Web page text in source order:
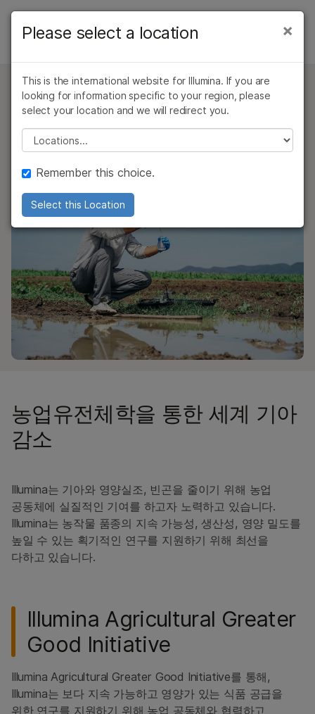
학습
지원
추천 링크
개요
식물 및 동물 유전체 연구
공동체
Consortia
Products & Services
Resources
농업유전체학 어레이
농업 공동체
지속 가능성, 생산성, 영양 밀도 향상을 위한 획기적인
연구와 실질적인 기여에 전념
농업유전체학을 통한 세계 기아
감소
Illumina는 기아와 영양실조, 빈곤을 줄이기 위해 농업
공동체에 실질적인 기여를 하고자 노력하고 있습니다.
Illumina는 농작물 품종의 지속 가능성, 생산성, 영양 밀도를
높일 수 있는 획기적인 연구를 지원하기 위해 최선을
다하고 있습니다.
Illumina Agricultural Greater
Good Initiative
Illumina Agricultural Greater Good Initiative를 통해,
Illumina는 보다 지속 가능하고 영양가 있는 식품 공급을
위한 연구를 지원하기 위해 농업 공동체와 협력하고
×
Please select a location
This is the international website for Illumina. If you are
looking for information specific to your region, please
select your location and we will redirect you.
Please select a location
Remember this choice.
Select this Location
있습니다. 주요 관심 분야를 선택해 주세요:
×
암 연구
미생물학 연구
농업유전체학 연구
복합 질환 연구
임상 종양학 연구
생식 보건 연구
유전 및 희귀 질환